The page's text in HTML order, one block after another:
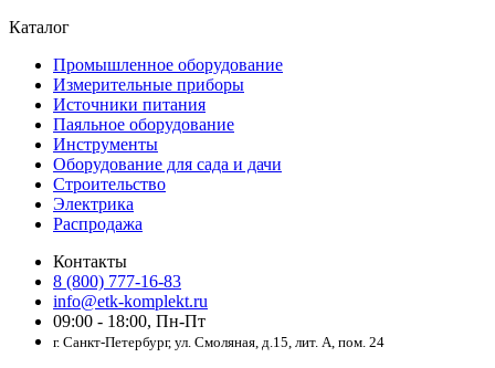
Каталог
Промышленное оборудование
Измерительные приборы
Источники питания
Паяльное оборудование
Инструменты
Оборудование для сада и дачи
Строительство
Электрика
Распродажа
Контакты
8 (800) 777-16-83
info@etk-komplekt.ru
09:00 - 18:00, Пн-Пт
г. Санкт-Петербург, ул. Смоляная, д.15, лит. А, пом. 24